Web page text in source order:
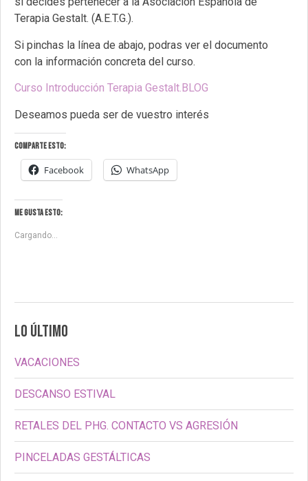
Terapia Gestalt. (A.E.T.G.).
Si pinchas la línea de abajo, podras ver el documento
con la información concreta del curso.
Curso Introducción Terapia Gestalt.BLOG
Deseamos pueda ser de vuestro interés
Comparte esto:
Facebook WhatsApp
Me gusta esto:
Cargando...
LO ÚLTIMO
VACACIONES
DESCANSO ESTIVAL
RETALES DEL PHG. CONTACTO VS AGRESIÓN
PINCELADAS GESTÁLTICAS